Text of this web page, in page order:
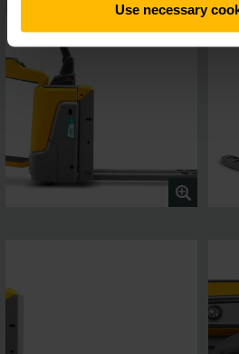
Use necessary